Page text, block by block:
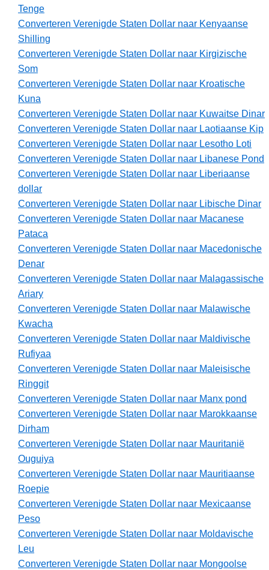
Tenge
Converteren Verenigde Staten Dollar naar Kenyaanse
Shilling
Converteren Verenigde Staten Dollar naar Kirgizische
Som
Converteren Verenigde Staten Dollar naar Kroatische
Kuna
Converteren Verenigde Staten Dollar naar Kuwaitse Dinar
Converteren Verenigde Staten Dollar naar Laotiaanse Kip
Converteren Verenigde Staten Dollar naar Lesotho Loti
Converteren Verenigde Staten Dollar naar Libanese Pond
Converteren Verenigde Staten Dollar naar Liberiaanse
dollar
Converteren Verenigde Staten Dollar naar Libische Dinar
Converteren Verenigde Staten Dollar naar Macanese
Pataca
Converteren Verenigde Staten Dollar naar Macedonische
Denar
Converteren Verenigde Staten Dollar naar Malagassische
Ariary
Converteren Verenigde Staten Dollar naar Malawische
Kwacha
Converteren Verenigde Staten Dollar naar Maldivische
Rufiyaa
Converteren Verenigde Staten Dollar naar Maleisische
Ringgit
Converteren Verenigde Staten Dollar naar Manx pond
Converteren Verenigde Staten Dollar naar Marokkaanse
Dirham
Converteren Verenigde Staten Dollar naar Mauritanië
Ouguiya
Converteren Verenigde Staten Dollar naar Mauritiaanse
Roepie
Converteren Verenigde Staten Dollar naar Mexicaanse
Peso
Converteren Verenigde Staten Dollar naar Moldavische
Leu
Converteren Verenigde Staten Dollar naar Mongoolse